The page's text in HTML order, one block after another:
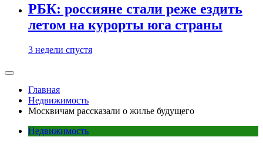
РБК: россияне стали реже ездить
летом на курорты юга страны
3 недели спустя
Главная
Недвижимость
Москвичам рассказали о жилье будущего
Недвижимость